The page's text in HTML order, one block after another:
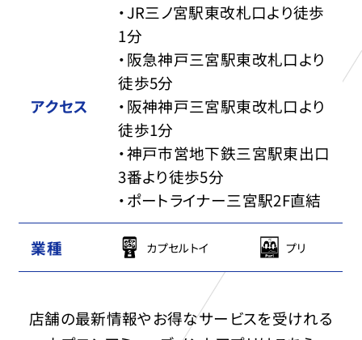
アクセス
・JR三ノ宮駅東改札口より徒歩
1分
・阪急神戸三宮駅東改札口より
徒歩5分
・阪神神戸三宮駅東改札口より
徒歩1分
・神戸市営地下鉄三宮駅東出口
3番より徒歩5分
・ポートライナー三宮駅2F直結
業種 カプセルトイ プリ
店舗の最新情報やお得なサービスを受けれる